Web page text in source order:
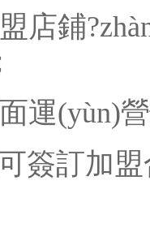
店鋪
運(yùn)
簽訂加